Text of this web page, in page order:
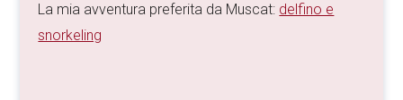
La mia avventura preferita da Muscat: delfino e
snorkeling